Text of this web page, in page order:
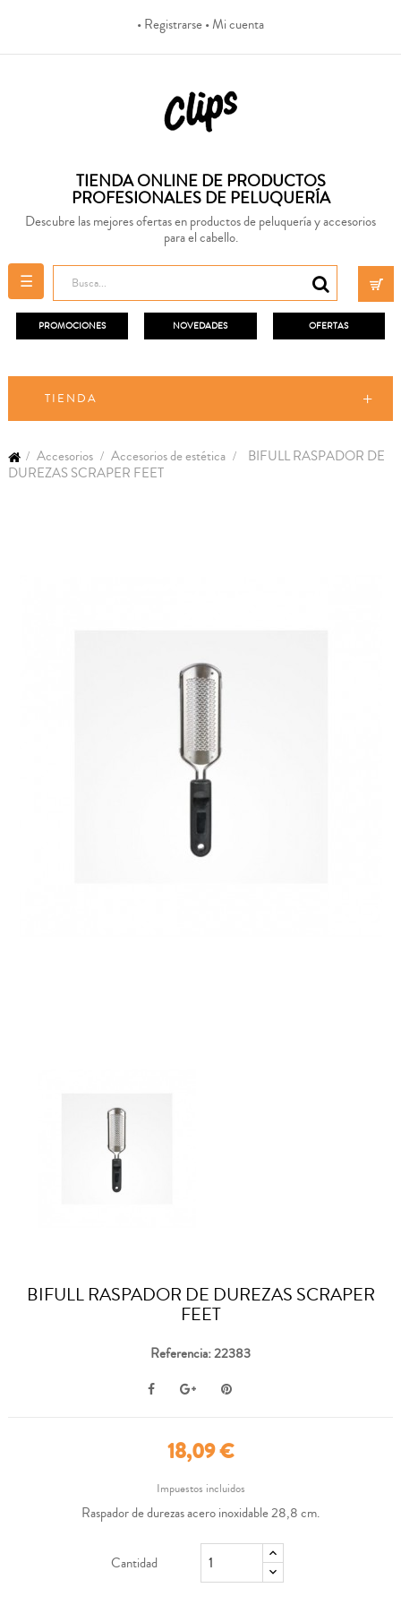
• Registrarse• Mi cuenta
TIENDA ONLINE DE PRODUCTOS
PROFESIONALES DE PELUQUERÍA
Descubre las mejores ofertas en productos de peluquería y accesorios
para el cabello.
Navegación
de
palanca
☰
PROMOCIONES NOVEDADES OFERTAS
TIENDA
Accesorios Accesorios de estética
BIFULL RASPADOR DE
DUREZAS SCRAPER FEET
BIFULL RASPADOR DE DUREZAS SCRAPER
FEET
Referencia: 22383
18,09 €
Impuestos incluidos
Raspador de durezas acero inoxidable 28,8 cm.
Cantidad